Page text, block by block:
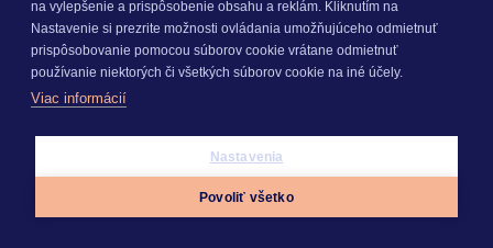
PRODUKTY
KROS AKADÉMIA
INÉ
na vylepšenie a prispôsobenie obsahu a reklám. Kliknutím na
Nastavenie si prezrite možnosti ovládania umožňujúceho odmietnuť
prispôsobovanie pomocou súborov cookie vrátane odmietnuť
používanie niektorých či všetkých súborov cookie na iné účely.
Viac informácií
Nastavenia
Povoliť všetko